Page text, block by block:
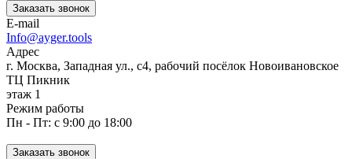
Заказать звонок
E-mail
Info@ayger.tools
Адрес
г. Москва, Западная ул., с4, рабочий посёлок Новоивановское
ТЦ Пикник
этаж 1
Режим работы
Пн - Пт: с 9:00 до 18:00
Заказать звонок